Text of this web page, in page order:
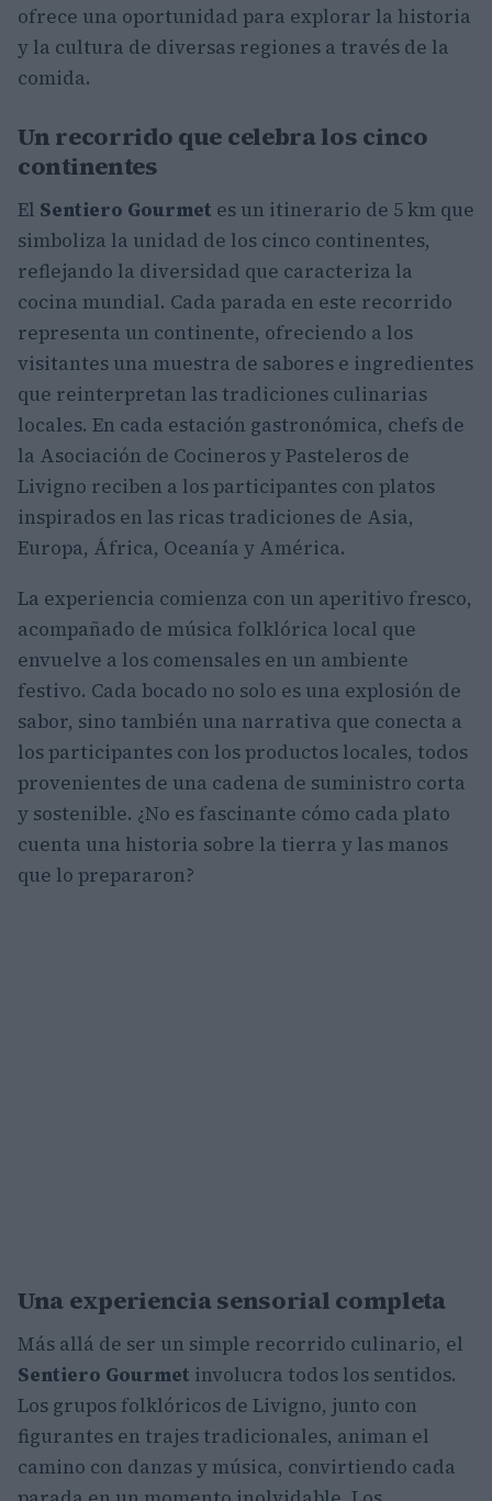
ofrece una oportunidad para explorar la historia
y la cultura de diversas regiones a través de la
comida.
Un recorrido que celebra los cinco
continentes
El Sentiero Gourmet es un itinerario de 5 km que
simboliza la unidad de los cinco continentes,
reflejando la diversidad que caracteriza la
cocina mundial. Cada parada en este recorrido
representa un continente, ofreciendo a los
visitantes una muestra de sabores e ingredientes
que reinterpretan las tradiciones culinarias
locales. En cada estación gastronómica, chefs de
la Asociación de Cocineros y Pasteleros de
Livigno reciben a los participantes con platos
inspirados en las ricas tradiciones de Asia,
Europa, África, Oceanía y América.
La experiencia comienza con un aperitivo fresco,
acompañado de música folklórica local que
envuelve a los comensales en un ambiente
festivo. Cada bocado no solo es una explosión de
sabor, sino también una narrativa que conecta a
los participantes con los productos locales, todos
provenientes de una cadena de suministro corta
y sostenible. ¿No es fascinante cómo cada plato
cuenta una historia sobre la tierra y las manos
que lo prepararon?
Una experiencia sensorial completa
Más allá de ser un simple recorrido culinario, el
Sentiero Gourmet involucra todos los sentidos.
Los grupos folklóricos de Livigno, junto con
figurantes en trajes tradicionales, animan el
camino con danzas y música, convirtiendo cada